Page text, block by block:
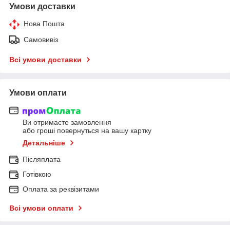
Умови доставки
Нова Пошта
Самовивіз
Всі умови доставки
Умови оплати
Ви отримаєте замовлення
або гроші повернуться на вашу картку
Детальніше
Післяплата
Готівкою
Оплата за реквізитами
Всі умови оплати